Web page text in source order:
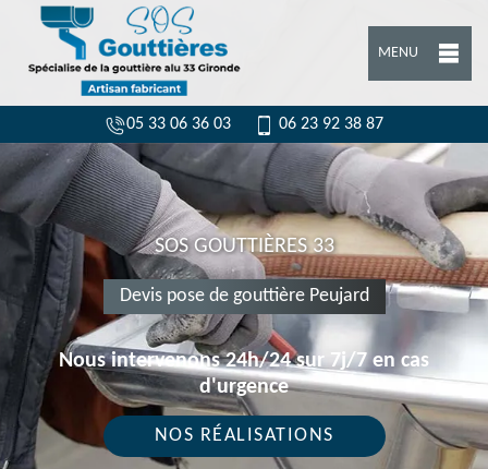
MENU
05 33 06 36 03 06 23 92 38 87
SOS GOUTTIÈRES 33
Devis pose de gouttière Peujard
Nous intervenons 24h/24 sur 7j/7 en cas
d'urgence
NOS RÉALISATIONS